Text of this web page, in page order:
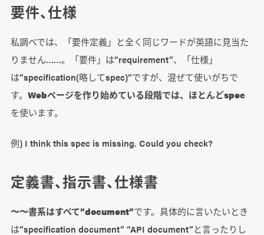
要件、仕様
私調べでは、「要件定義」と全く同じワードが英語に見当た
りません……。「要件」は”requirement”、「仕様」
は”specification(略してspec)”ですが、混ぜて使いがちで
す。 Webページを作り始めている段階では、ほとんどspec
を使います。
例) I think this spec is missing. Could you check?
定義書、指示書、仕様書
〜〜書系はすべて”document”です。具体的に言いたいとき
は”specification document” “API document”と言ったりし